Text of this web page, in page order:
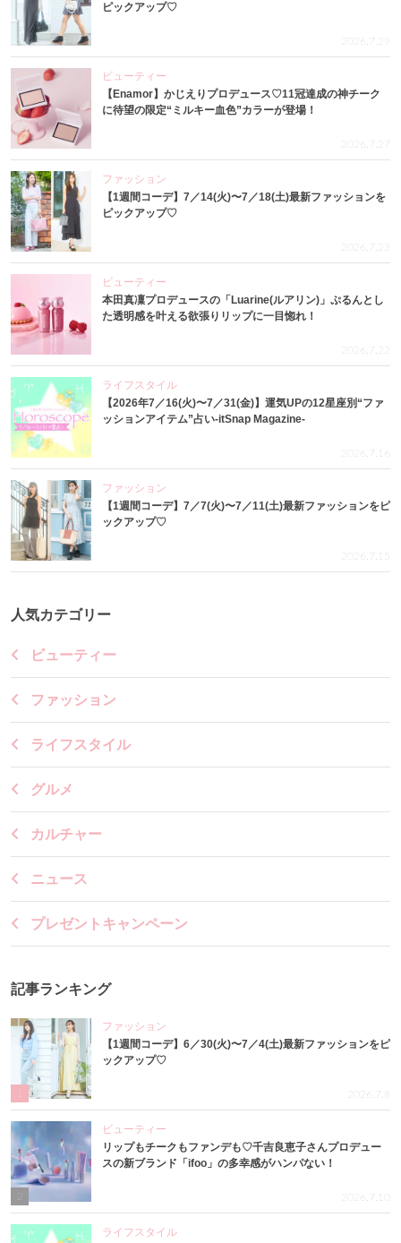
ピックアップ♡
2026.7.29
ビューティー
【Enamor】かじえりプロデュース♡11冠達成の神チーク
に待望の限定“ミルキー血色”カラーが登場！
2026.7.27
ファッション
【1週間コーデ】7／14(火)〜7／18(土)最新ファッションを
ピックアップ♡
2026.7.23
ビューティー
本田真凜プロデュースの「Luarine(ルアリン)」ぷるんとし
た透明感を叶える欲張りリップに一目惚れ！
2026.7.22
ライフスタイル
【2026年7／16(火)〜7／31(金)】運気UPの12星座別“ファ
ッションアイテム”占い-itSnap Magazine-
2026.7.16
ファッション
【1週間コーデ】7／7(火)〜7／11(土)最新ファッションをピ
ックアップ♡
2026.7.15
人気カテゴリー
ビューティー
ファッション
ライフスタイル
グルメ
カルチャー
ニュース
プレゼントキャンペーン
記事ランキング
ファッション
【1週間コーデ】6／30(火)〜7／4(土)最新ファッションをピ
ックアップ♡
2026.7.8
ビューティー
リップもチークもファンデも♡千吉良恵子さんプロデュー
スの新ブランド「ifoo」の多幸感がハンパない！
2026.7.10
ライフスタイル